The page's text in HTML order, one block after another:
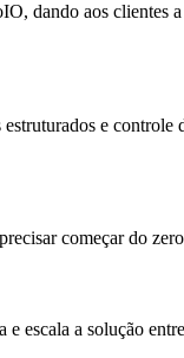
dando aos clientes
e controle
começar do
escala a solução